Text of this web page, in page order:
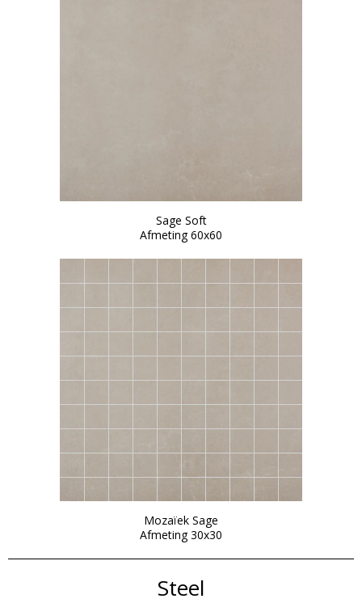
Sage Soft
Afmeting 60x60
Mozaïek Sage
Afmeting 30x30
Steel